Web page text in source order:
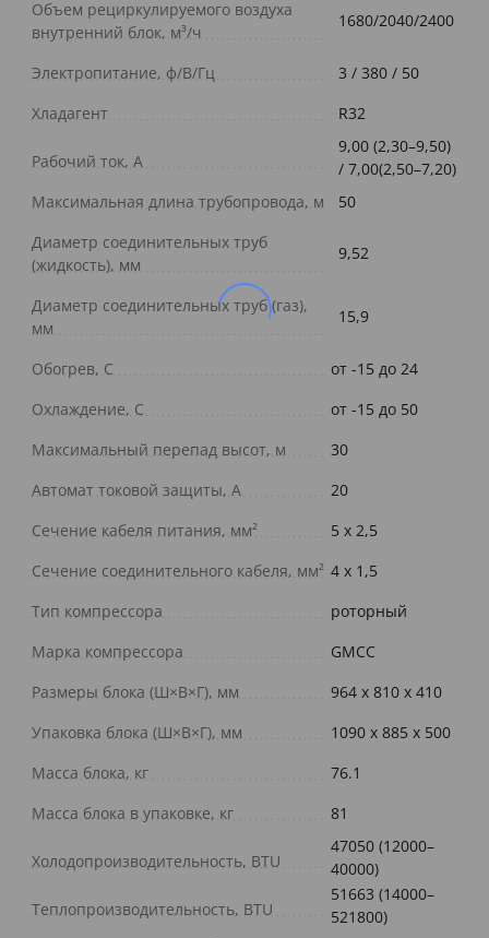
Объем рециркулируемого воздуха
внутренний блок, м³/ч
1680/2040/2400
Электропитание, ф/В/Гц
3 / 380 / 50
Хладагент
R32
Рабочий ток, А
9,00 (2,30–9,50)
/ 7,00(2,50–7,20)
Максимальная длина трубопровода, м
50
Диаметр соединительных труб
(жидкость), мм
9,52
Диаметр соединительных труб (газ),
мм
15,9
Обогрев, С
от -15 до 24
Охлаждение, С
от -15 до 50
Максимальный перепад высот, м
30
Автомат токовой защиты, A
20
Сечение кабеля питания, мм²
5 х 2,5
Сечение соединительного кабеля, мм² 4 х 1,5
Тип компрессора
роторный
Марка компрессора
GMCC
Размеры блока (Ш×В×Г), мм
964 x 810 x 410
Упаковка блока (Ш×В×Г), мм
1090 x 885 x 500
Масса блока, кг
76.1
Масса блока в упаковке, кг
81
Холодопроизводительность, BTU
47050 (12000–
40000)
Теплопроизводительность, BTU
51663 (14000–
521800)